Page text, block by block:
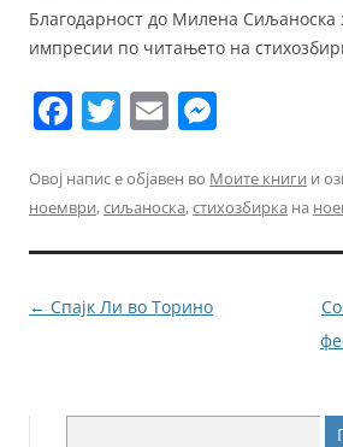
Благодарност до Милена Сиљаноска
импресии по читањето на
F
c
e
b
o
T
itt
er
E
ai
l
ss
e
n
Овој напис е објавен во Моите книги и
ноември,сиљаноска,стихозбирка на
Навигација
← Спајк Ли во Торино